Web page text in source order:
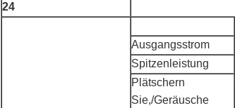
24
Ausgangsstrom
Spitzenleistung
Plätschern
Sie,/Geräusche